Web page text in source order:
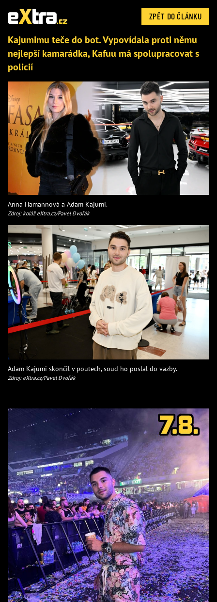
ZPĚT DO ČLÁNKU
Kajumimu teče do bot. Vypovídala proti němu
nejlepší kamarádka, Kafuu má spolupracovat s
policií
Anna Hamannová a Adam Kajumi.
Zdroj: koláž eXtra.cz/Pavel Dvořák
Adam Kajumi skončil v poutech, soud ho poslal do vazby.
Zdroj: eXtra.cz/Pavel Dvořák